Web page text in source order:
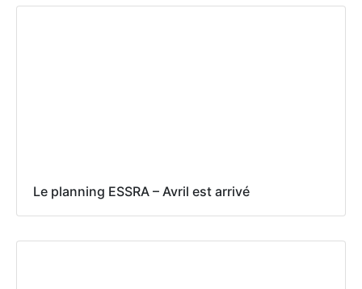
Le planning ESSRA – Avril est arrivé